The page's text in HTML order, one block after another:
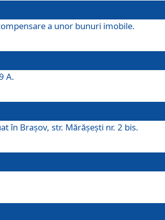
a unor bunuri imobile.
A.
în Braşov, str. Mărăşeşti nr. 2 bis.